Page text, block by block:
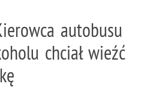
autobusu
chciał wieźć